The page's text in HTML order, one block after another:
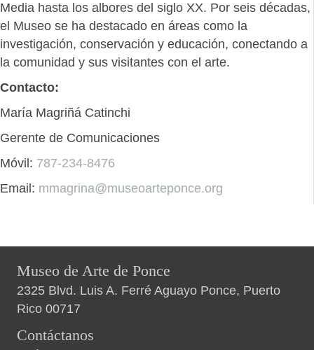
Media hasta los albores del siglo XX. Por seis décadas,
el Museo se ha destacado en áreas como la
investigación, conservación y educación, conectando a
la comunidad y sus visitantes con el arte.
Contacto:
María Magriñá Catinchi
Gerente de Comunicaciones
Móvil: 787-234-8476
Email: mmagrina@museoarteponce.org
Museo de Arte de Ponce
2325 Blvd. Luis A. Ferré Aguayo Ponce, Puerto
Rico 00717
Contáctanos